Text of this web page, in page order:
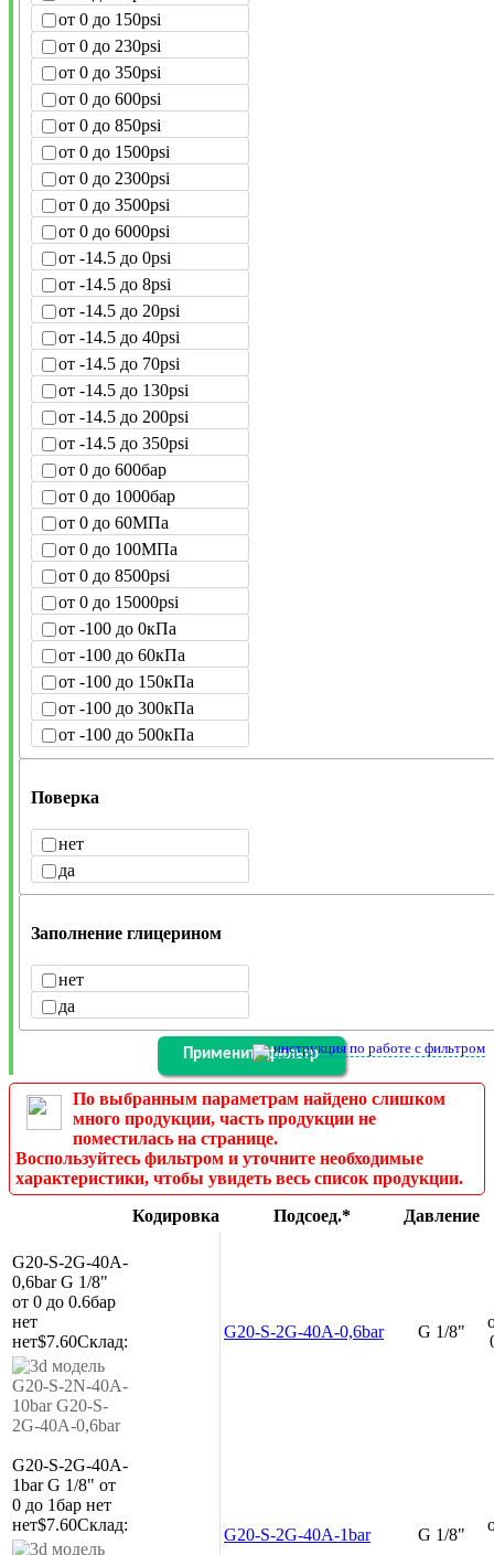
от 0 до 150psi
от 0 до 230psi
от 0 до 350psi
от 0 до 600psi
от 0 до 850psi
от 0 до 1500psi
от 0 до 2300psi
от 0 до 3500psi
от 0 до 6000psi
от -14.5 до 0psi
от -14.5 до 8psi
от -14.5 до 20psi
от -14.5 до 40psi
от -14.5 до 70psi
от -14.5 до 130psi
от -14.5 до 200psi
от -14.5 до 350psi
от 0 до 600бар
от 0 до 1000бар
от 0 до 60МПа
от 0 до 100МПа
от 0 до 8500psi
от 0 до 15000psi
от -100 до 0кПа
от -100 до 60кПа
от -100 до 150кПа
от -100 до 300кПа
от -100 до 500кПа
Поверка
нет
да
Заполнение глицерином
нет
да
инструкция по работе с фильтром
По выбранным параметрам найдено слишком
много продукции, часть продукции не
поместилась на странице.
Воспользуйтесь фильтром и уточните необходимые
характеристики, чтобы увидеть весь список продукции.
Кодировка
Подсоед.* Давление
G20-S-2G-40A-
0,6barG 1/8"
от 0 до 0.6бар
нет
нет$7.60Склад:
G20-S-2G-40A-0,6bar G 1/8"
G20-S-2G-40A-
1barG 1/8" от
0 до 1бар нет
нет$7.60Склад:
G20-S-2G-40A-1bar G 1/8"